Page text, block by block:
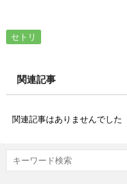
セトリ
関連記事
関連記事はありませんでした